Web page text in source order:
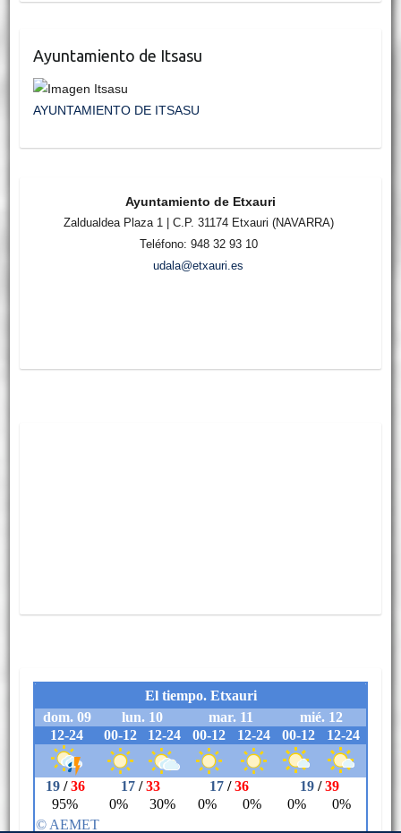
Ayuntamiento de Itsasu
AYUNTAMIENTO DE ITSASU
Ayuntamiento de Etxauri
Zaldualdea Plaza 1 | C.P. 31174 Etxauri (NAVARRA)
Teléfono: 948 32 93 10
udala@etxauri.es